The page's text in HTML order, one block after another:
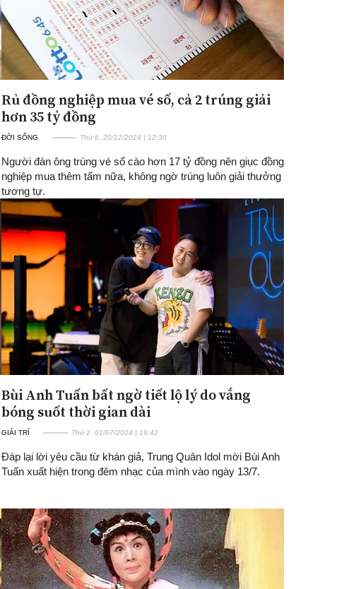
Rủ đồng nghiệp mua vé số, cả 2 trúng giải
hơn 35 tỷ đồng
ĐỜI SỐNG Thứ 6, 20/12/2024 | 12:30
Người đàn ông trúng vé số cào hơn 17 tỷ đồng nên giục đồng
nghiệp mua thêm tấm nữa, không ngờ trúng luôn giải thưởng
tương tự.
Bùi Anh Tuấn bất ngờ tiết lộ lý do vắng
bóng suốt thời gian dài
GIẢI TRÍ Thứ 2, 01/07/2024 | 19:42
Đáp lại lời yêu cầu từ khán giả, Trung Quân Idol mời Bùi Anh
Tuấn xuất hiện trong đêm nhạc của mình vào ngày 13/7.